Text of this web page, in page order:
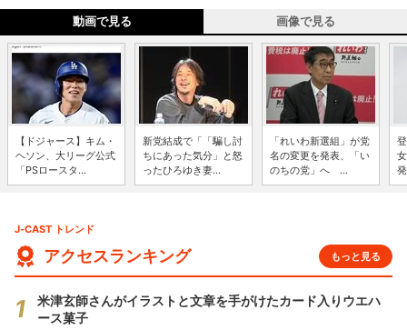
動画で見る 画像で見る
【ドジャース】キム・
ヘソン、大リーグ公式
「PSロースタ...
新党結成で「「騙し討
ちにあった気分」と怒
ったひろゆき妻...
「れいわ新選組」が党
名の変更を発表、「い
のちの党」へ ...
J-CAST トレンド
アクセスランキング もっと見る
米津玄師さんがイラストと文章を手がけたカード入りウエハ
ース菓子